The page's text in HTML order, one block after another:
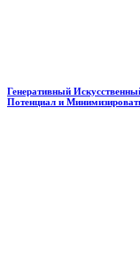
Генеративный
Потенциал и